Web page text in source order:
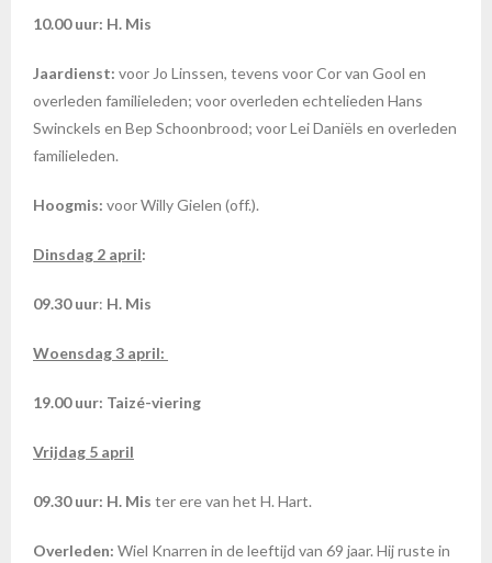
10.00 uur: H. Mis
Jaardienst: voor Jo Linssen, tevens voor Cor van Gool en
overleden familieleden; voor overleden echtelieden Hans
Swinckels en Bep Schoonbrood; voor Lei Daniëls en overleden
familieleden.
Hoogmis: voor Willy Gielen (off.).
Dinsdag 2 april:
09.30 uur: H. Mis
Woensdag 3 april:
19.00 uur: Taizé-viering
Vrijdag 5 april
09.30 uur: H. Mis ter ere van het H. Hart.
Overleden: Wiel Knarren in de leeftijd van 69 jaar. Hij ruste in